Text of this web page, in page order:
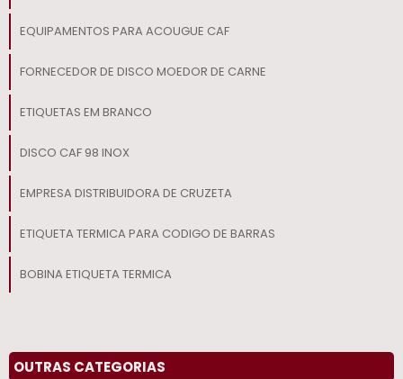
EQUIPAMENTOS PARA ACOUGUE CAF
FORNECEDOR DE DISCO MOEDOR DE CARNE
ETIQUETAS EM BRANCO
DISCO CAF 98 INOX
EMPRESA DISTRIBUIDORA DE CRUZETA
ETIQUETA TERMICA PARA CODIGO DE BARRAS
BOBINA ETIQUETA TERMICA
INSTALACAO DE SOFTWARE PARA BALANCA RODOVIARIA
OUTRAS CATEGORIAS